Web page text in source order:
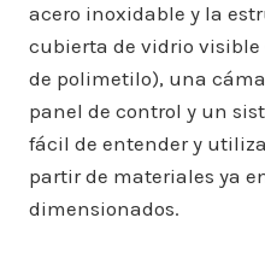
acero inoxidable y la
cubierta de vidrio
de polimetilo), una
panel de control y un
fácil de entender y
partir de materiales ya
dimensionados.